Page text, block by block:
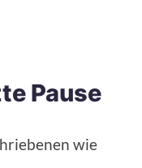
Pause
wie